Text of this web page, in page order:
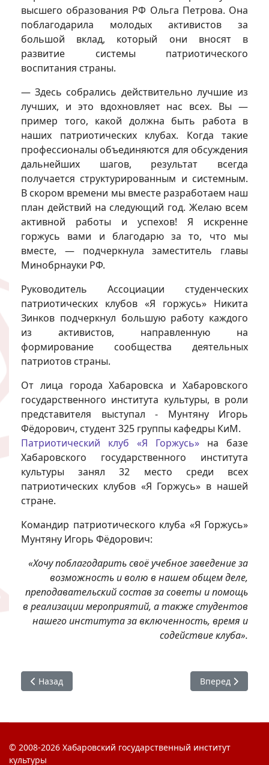
высшего образования РФ Ольга Петрова. Она
поблагодарила молодых активистов за
большой вклад, который они вносят в
развитие системы патриотического
воспитания страны.
— Здесь собрались действительно лучшие из
лучших, и это вдохновляет нас всех. Вы —
пример того, какой должна быть работа в
наших патриотических клубах. Когда такие
профессионалы объединяются для обсуждения
дальнейших шагов, результат всегда
получается структурированным и системным.
В скором времени мы вместе разработаем наш
план действий на следующий год. Желаю всем
активной работы и успехов! Я искренне
горжусь вами и благодарю за то, что мы
вместе, — подчеркнула заместитель главы
Минобрнауки РФ.
Руководитель Ассоциации студенческих
патриотических клубов «Я горжусь» Никита
Зинков подчеркнул большую работу каждого
из активистов, направленную на
формирование сообщества деятельных
патриотов страны.
От лица города Хабаровска и Хабаровского
государственного института культуры, в роли
представителя выступал - Мунтяну Игорь
Фёдорович, студент 325 группы кафедры КиМ.
Патриотический клуб «Я Горжусь» на базе
Хабаровского государственного института
культуры занял 32 место среди всех
патриотических клубов «Я Горжусь» в нашей
стране.
Командир патриотического клуба «Я Горжусь»
Мунтяну Игорь Фёдорович:
«Хочу поблагодарить своё учебное заведение за
возможность и волю в нашем общем деле,
преподавательский состав за советы и помощь
в реализации мероприятий, а также студентов
нашего института за включенность, время и
содействие клуба».
Предыдущий: Я горжусь. Герои
Назад Следующий:
Вперед
© 2008-2026 Хабаровский государственный институт
культуры